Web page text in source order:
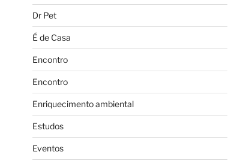
Dr Pet
É de Casa
Encontro
Encontro
Enriquecimento ambiental
Estudos
Eventos